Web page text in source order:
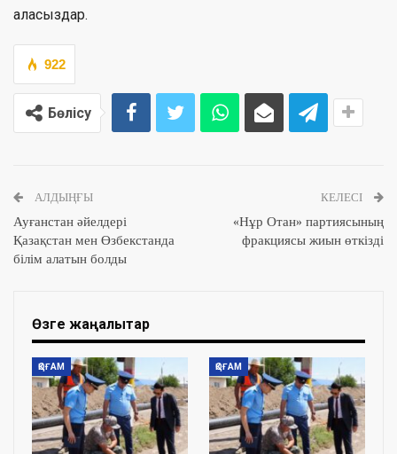
аласыздар.
922
Бөлісу
АЛДЫҢҒЫ
Ауғанстан әйелдері
Қазақстан мен Өзбекстанда
білім алатын болды
КЕЛЕСІ
«Нұр Отан» партиясының
фракциясы жиын өткізді
Өзге жаңалықтар
ҚОҒАМ ҚОҒАМ